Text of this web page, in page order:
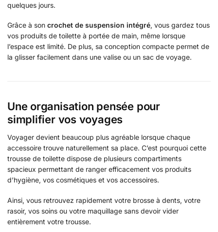
quelques jours.
Grâce à son crochet de suspension intégré, vous gardez tous
vos produits de toilette à portée de main, même lorsque
l’espace est limité. De plus, sa conception compacte permet de
la glisser facilement dans une valise ou un sac de voyage.
Une organisation pensée pour
simplifier vos voyages
Voyager devient beaucoup plus agréable lorsque chaque
accessoire trouve naturellement sa place. C’est pourquoi cette
trousse de toilette dispose de plusieurs compartiments
spacieux permettant de ranger efficacement vos produits
d’hygiène, vos cosmétiques et vos accessoires.
Ainsi, vous retrouvez rapidement votre brosse à dents, votre
rasoir, vos soins ou votre maquillage sans devoir vider
entièrement votre trousse.